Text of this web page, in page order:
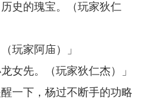
史的瑰宝。（玩家狄仁
玩家阿庙）」
女先。（玩家狄仁杰）」
一下，杨过不断手的功略